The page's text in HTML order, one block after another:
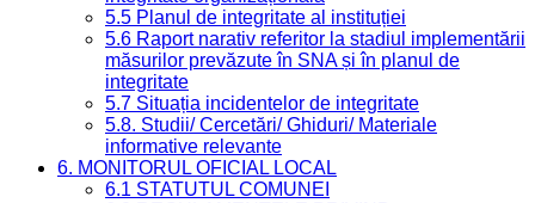
5.5 Planul de integritate al instituției
5.6 Raport narativ referitor la stadiul implementării
măsurilor prevăzute în SNA și în planul de
integritate
5.7 Situația incidentelor de integritate
5.8. Studii/ Cercetări/ Ghiduri/ Materiale
informative relevante
6. MONITORUL OFICIAL LOCAL
6.1 STATUTUL COMUNEI